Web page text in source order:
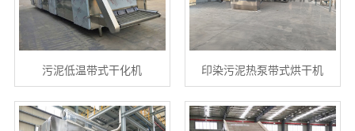
污泥低温带式干化机 印染污泥热泵带式烘干机